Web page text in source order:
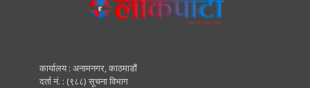
कार्यालय : अनामनगर, काठमाडाैं
दर्ता नं. : (९८८) सूचना विभाग